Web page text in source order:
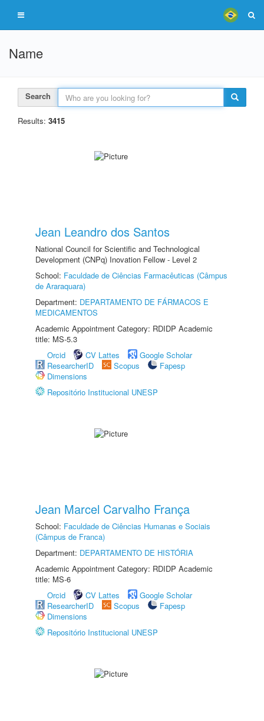
Name
Search
Results: 3415
Jean Leandro dos Santos
National Council for Scientific and Technological
Development (CNPq) Inovation Fellow - Level 2
School: Faculdade de Ciências Farmacêuticas (Câmpus
de Araraquara)
Department: DEPARTAMENTO DE FÁRMACOS E
MEDICAMENTOS
Academic Appointment Category: RDIDP Academic
title: MS-5.3
Orcid
CV Lattes
Google Scholar
ResearcherID
Scopus
Fapesp
Dimensions
Repositório Institucional UNESP
Jean Marcel Carvalho França
School: Faculdade de Ciências Humanas e Sociais
(Câmpus de Franca)
Department: DEPARTAMENTO DE HISTÓRIA
Academic Appointment Category: RDIDP Academic
title: MS-6
Orcid
CV Lattes
Google Scholar
ResearcherID
Scopus
Fapesp
Dimensions
Repositório Institucional UNESP